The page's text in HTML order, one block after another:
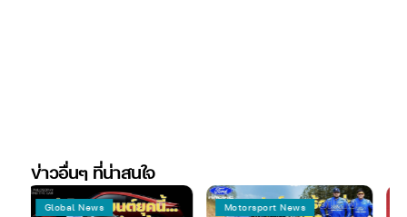
ข่าวอื่นๆ ที่น่าสนใจ
Global News Motorsport News